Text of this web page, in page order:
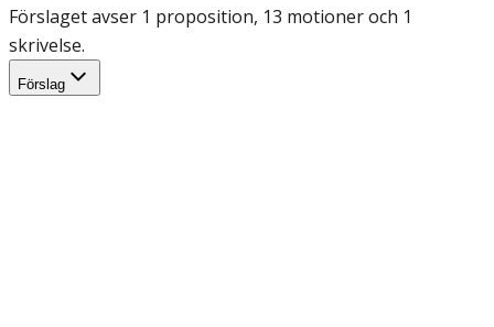
Förslaget avser 1 proposition, 13 motioner och 1
skrivelse.
Förslag